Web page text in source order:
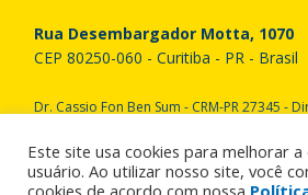
Rua Desembargador Motta, 1070
CEP 80250-060 - Curitiba - PR - Brasil
Dr. Cassio Fon Ben Sum - CRM-PR 27345 -
reservados. All rights reserved.
Este site usa cookies para melhorar
usuário. Ao utilizar nosso site, você
cookies de acordo com nossa